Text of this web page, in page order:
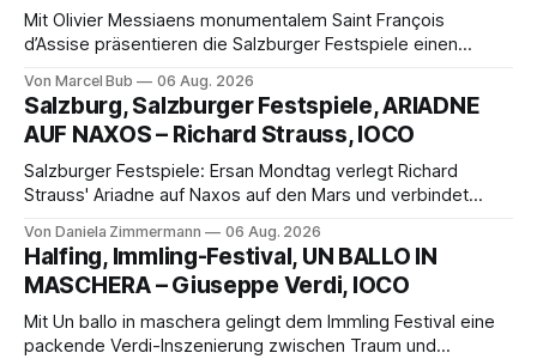
Mit Olivier Messiaens monumentalem Saint François
d’Assise präsentieren die Salzburger Festspiele einen
eine bildgewaltige Inszenierung, Maxime Pascal entfaltet
die komplexe Partitur eindrucksvoll, Philippe Sly berührt als
Franziskus.
Von Marcel Bub 06 Aug. 2026
Salzburg, Salzburger Festspiele, ARIADNE
AUF NAXOS – Richard Strauss, IOCO
Salzburger Festspiele: Ersan Mondtag verlegt Richard
Strauss' Ariadne auf Naxos auf den Mars und verbindet
Aufführung mit starken Solisten und den Wiener
Philharmonikern, szenisch bleibt der zweite Akt jedoch
hinter den Erwartungen zurück.
Von Daniela Zimmermann 06 Aug. 2026
Halfing, Immling-Festival, UN BALLO IN
MASCHERA – Giuseppe Verdi, IOCO
Mit Un ballo in maschera gelingt dem Immling Festival eine
packende Verdi-Inszenierung zwischen Traum und